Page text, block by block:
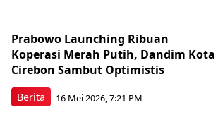
Berita
Prabowo Launching Ribuan
Koperasi Merah Putih, Dandim Kota
Cirebon Sambut Optimistis
16 Mei 2026, 7:21 PM